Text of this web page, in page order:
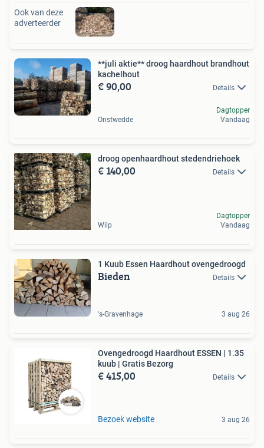
Ook van deze
adverteerder
**juli aktie** droog haardhout brandhout
kachelhout
€ 90,00 Details
Onstwedde
Dagtopper
Vandaag
droog openhaardhout stedendriehoek
€ 140,00 Details
Wilp
Dagtopper
Vandaag
1 Kuub Essen Haardhout ovengedroogd
Bieden Details
's-Gravenhage 3 aug 26
Ovengedroogd Haardhout ESSEN | 1.35
kuub | Gratis Bezorg
€ 415,00 Details
Bezoek website 3 aug 26